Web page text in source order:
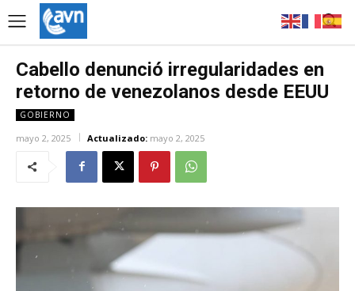
Cabello denunció irregularidades en
retorno de venezolanos desde EEUU
GOBIERNO
mayo 2, 2025 Actualizado: mayo 2, 2025